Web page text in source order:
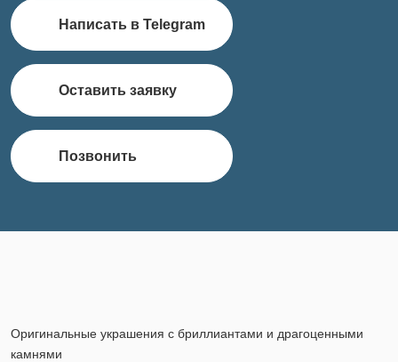
Написать в Telegram
Оставить заявку
Позвонить
Оригинальные украшения с бриллиантами и драгоценными
камнями